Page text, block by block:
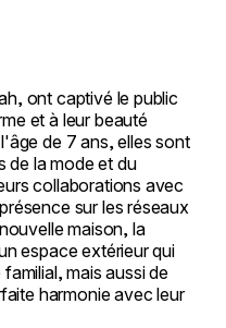
ont captivé le public
et à leur beauté
de 7 ans, elles sont
de la mode et du
collaborations avec
sur les réseaux
maison, la
espace extérieur qui
mais aussi de
harmonie avec leur